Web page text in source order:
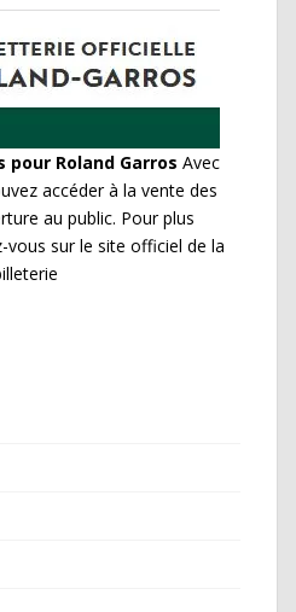
pour Roland Garros Avec
accéder à la vente des
au public. Pour plus
sur le site officiel de la